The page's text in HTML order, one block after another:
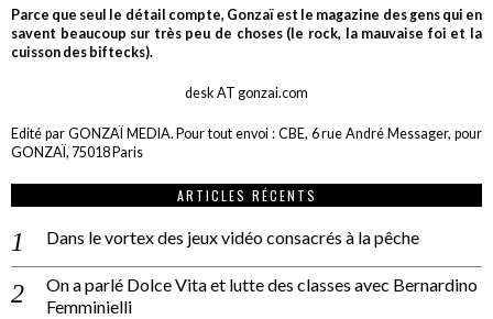
Parce que seul le détail compte, Gonzaï est le magazine des gens qui en
savent beaucoup sur très peu de choses (le rock, la mauvaise foi et la
cuisson des biftecks).
desk AT gonzai.com
Edité par GONZAÏ MEDIA. Pour tout envoi : CBE, 6 rue André Messager, pour
GONZAÏ, 75018 Paris
ARTICLES RÉCENTS
Dans le vortex des jeux vidéo consacrés à la pêche
On a parlé Dolce Vita et lutte des classes avec Bernardino
Femminielli